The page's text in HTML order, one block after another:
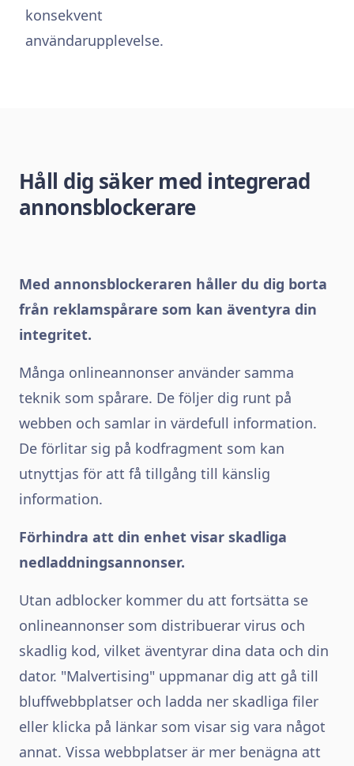
konsekvent
användarupplevelse.
Håll dig säker med integrerad
annonsblockerare
Med annonsblockeraren håller du dig borta
från reklamspårare som kan äventyra din
integritet.
Många onlineannonser använder samma
teknik som spårare. De följer dig runt på
webben och samlar in värdefull information.
De förlitar sig på kodfragment som kan
utnyttjas för att få tillgång till känslig
information.
Förhindra att din enhet visar skadliga
nedladdningsannonser.
Utan adblocker kommer du att fortsätta se
onlineannonser som distribuerar virus och
skadlig kod, vilket äventyrar dina data och din
dator. "Malvertising" uppmanar dig att gå till
bluffwebbplatser och ladda ner skadliga filer
eller klicka på länkar som visar sig vara något
annat. Vissa webbplatser är mer benägna att